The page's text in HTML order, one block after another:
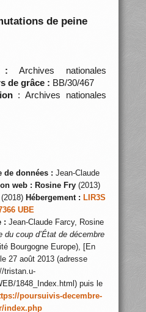
de peine
: Archives nationales
de grâce : BB/30/467
: Archives nationales
de données : Jean-Claude
web : Rosine Fry(2013)
(2018) Hébergement : LIR3S
UBE
: Jean-Claude Farcy, Rosine
coup d’État de décembre
Bourgogne Europe), [En
27 août 2013 (adresse
tristan.u-
1848_Index.html) puis le
poursuivis-decembre-
index.php